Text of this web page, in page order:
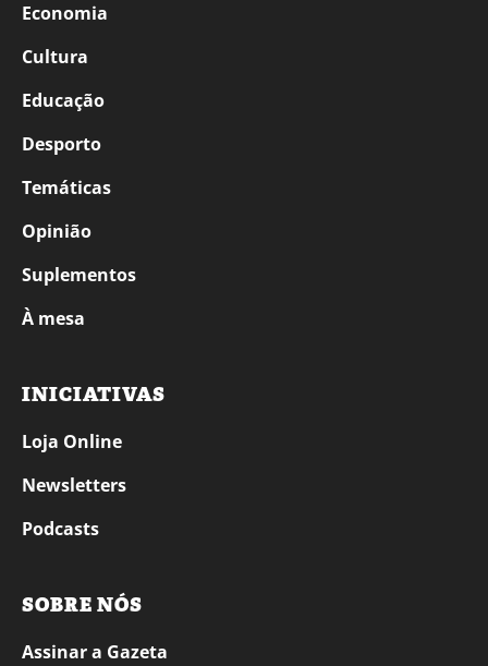
Economia
Cultura
Educação
Desporto
Temáticas
Opinião
Suplementos
À mesa
INICIATIVAS
Loja Online
Newsletters
Podcasts
SOBRE NÓS
Assinar a Gazeta